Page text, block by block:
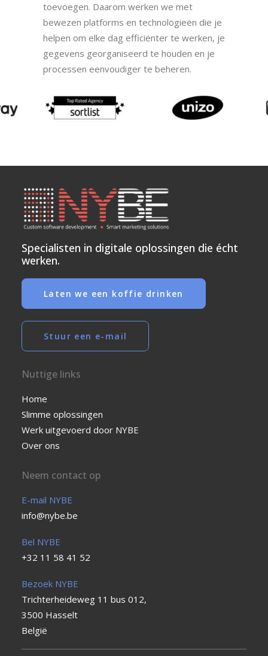
toevoegen. Daarom werken we met
bewezen platforms en technologieën die je
helpen om elke dag efficiënter te werken, je
gegevens georganiseerd te houden en je
processen eenvoudiger te beheren.
Specialisten in digitale oplossingen die écht
werken.
Laten we een koffie drinken
Stuur een e-mail
Nuttige links
Home
Slimme oplossingen
Werk uitgevoerd door NYBE
Over ons
Neem contact op
E-mail NYBE
info@nybe.be
Bel NYBE
+32 11 58 41 52
Bezoek NYBE
Trichterheideweg 11 bus 012,
3500 Hasselt
België